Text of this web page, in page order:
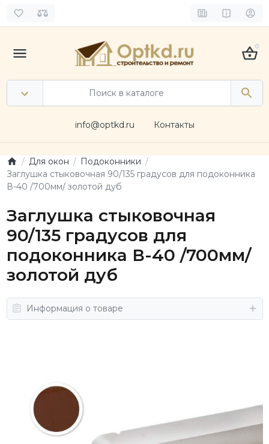
0
info@optkd.ru Контакты
Для окон
Подоконники
Заглушка стыковочная 90/135 градусов для подоконника
В-40 /700мм/ золотой дуб
Заглушка стыковочная
90/135 градусов для
подоконника В-40 /700мм/
золотой дуб
Информация о товаре